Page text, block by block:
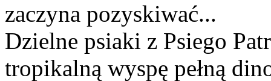
zaczyna pozyskiwać...
Dzielne psiaki z Psiego
tropikalną wyspę pełną